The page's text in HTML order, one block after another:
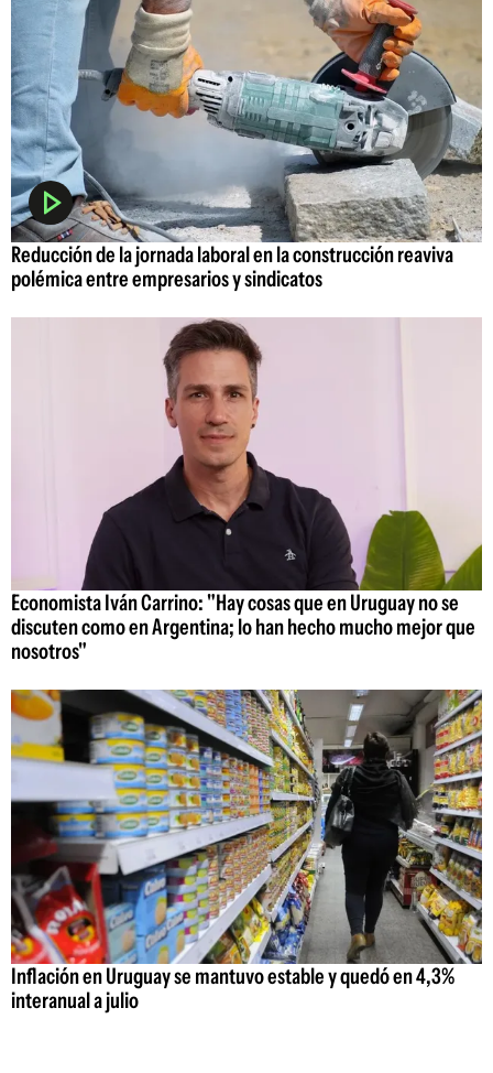
Reducción de la jornada laboral en la construcción reaviva
polémica entre empresarios y sindicatos
Economista Iván Carrino: "Hay cosas que en Uruguay no se
discuten como en Argentina; lo han hecho mucho mejor que
nosotros"
Inflación en Uruguay se mantuvo estable y quedó en 4,3%
interanual a julio